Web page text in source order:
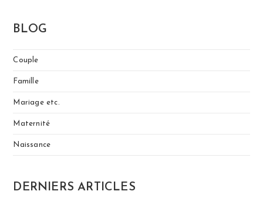
BLOG
Couple
Famille
Mariage etc.
Maternité
Naissance
DERNIERS ARTICLES